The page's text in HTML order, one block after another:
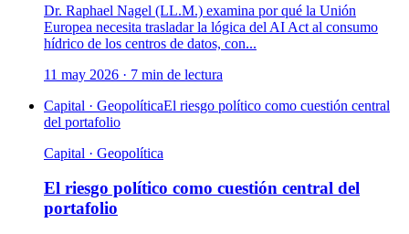
Dr. Raphael Nagel (LL.M.) examina por qué la Unión
Europea necesita trasladar la lógica del AI Act al consumo
hídrico de los centros de datos, con...
11 may 2026 · 7 min de lectura
Capital · GeopolíticaEl riesgo político como cuestión central
del portafolio
Capital · Geopolítica
El riesgo político como cuestión central del
portafolio